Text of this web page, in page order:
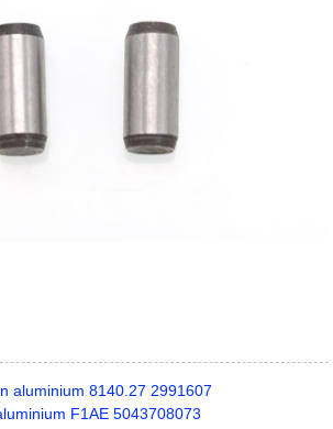
aluminium 8140.27 2991607
F1AE 5043708073